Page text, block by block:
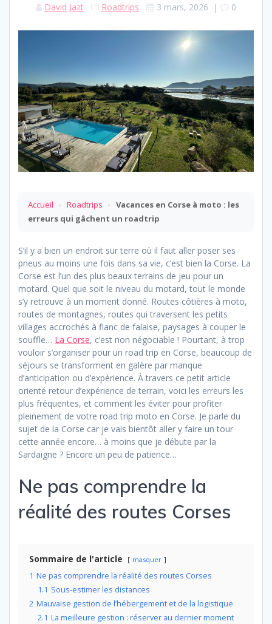
David Jazt Roadtrips 3 mars, 2026 | 0
Accueil › Roadtrips › Vacances en Corse à moto : les
erreurs qui gâchent un roadtrip
S’il y a bien un endroit sur terre où il faut aller poser ses
pneus au moins une fois dans sa vie, c’est bien la Corse. La
Corse est l’un des plus beaux terrains de jeu pour un
motard. Quel que soit le niveau du motard, tout le monde
s’y retrouve à un moment donné. Routes côtières à moto,
routes de montagnes, routes qui traversent les petits
villages accrochés à flanc de falaise, paysages à couper le
souffle… La Corse, c’est non négociable ! Pourtant, à trop
vouloir s’organiser pour un road trip en Corse, beaucoup de
séjours se transforment en galère par manque
d’anticipation ou d’expérience. À travers ce petit article
orienté retour d’expérience de terrain, voici les erreurs les
plus fréquentes, et comment les éviter pour profiter
pleinement de votre road trip moto en Corse. Je parle du
sujet de la Corse car je vais bientôt aller y faire un tour
cette année encore… à moins que je débute par la
Sardaigne ? Encore un peu de patience…
Ne pas comprendre la
réalité des routes Corses
Sommaire de l'article masquer
1 Ne pas comprendre la réalité des routes Corses
1.1 Sous-estimer les distances
2 Mauvaise gestion de l’hébergement et de la logistique
2.1 La meilleure gestion : réserver au dernier moment